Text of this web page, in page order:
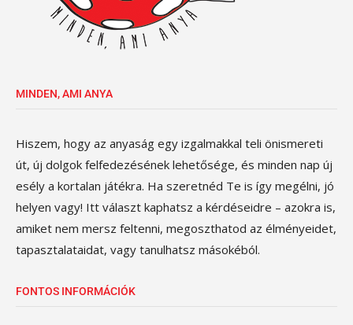
MINDEN, AMI ANYA
Hiszem, hogy az anyaság egy izgalmakkal teli önismereti
út, új dolgok felfedezésének lehetősége, és minden nap új
esély a kortalan játékra. Ha szeretnéd Te is így megélni, jó
helyen vagy! Itt választ kaphatsz a kérdéseidre – azokra is,
amiket nem mersz feltenni, megoszthatod az élményeidet,
tapasztalataidat, vagy tanulhatsz másokéból.
FONTOS INFORMÁCIÓK